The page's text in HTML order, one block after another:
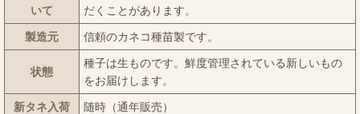
いて
だくことがあります。
製造元
信頼のカネコ種苗製です。
状態
種子は生ものです。鮮度管理されている新しいもの
をお届けします。
新タネ入荷
随時（通年販売）